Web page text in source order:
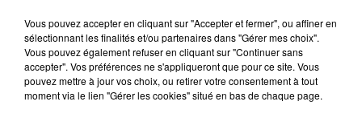
Vous pouvez accepter en cliquant sur "Accepter et fermer", ou affiner en
sélectionnant les finalités et/ou partenaires dans "Gérer mes choix".
Vous pouvez également refuser en cliquant sur "Continuer sans
accepter". Vos préférences ne s'appliqueront que pour ce site. Vous
pouvez mettre à jour vos choix, ou retirer votre consentement à tout
moment via le lien "Gérer les cookies" situé en bas de chaque page.